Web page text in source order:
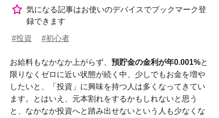
気になる記事はお使いのデバイスでブックマーク登
録できます
#投資 #初心者
お給料もなかなか上がらず、 預貯金の金利が年0.001%と
限りなくゼロに近い状態が続く中、少しでもお金を増や
したいと、「投資」に興味を持つ人は多くなってきてい
ます。とはいえ、元本割れをするかもしれないと思う
と、なかなか投資へと踏み出せないという人も少なくな